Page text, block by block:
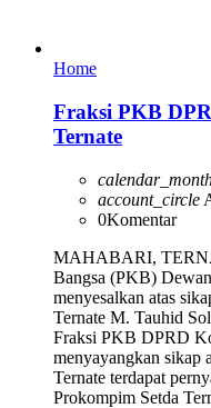
Home
Fraksi PKB
Ternate
account_circle
0Komentar
MAHABARI,
Bangsa (PKB)
menyesalkan atas
Ternate M. Tauhid
Fraksi PKB DPRD
menyayangkan sikap
Ternate terdapat
Prokompim Setda